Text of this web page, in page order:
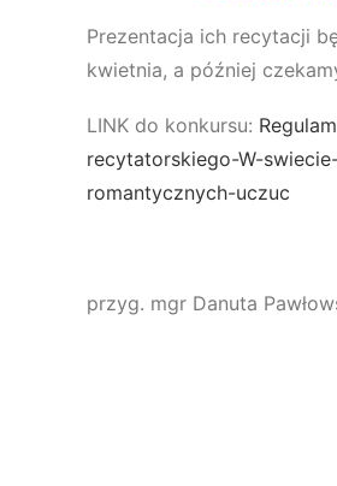
Prezentacja ich recytacji
kwietnia, a później
LINK do konkursu:
recytatorskiego-W-
romantycznych-uczuc
przyg. mgr Danuta